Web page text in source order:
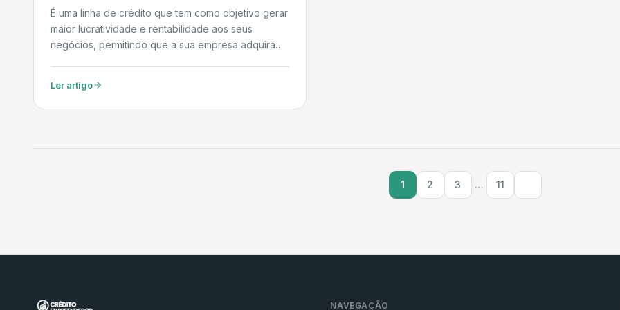
ÔNIBUS, CAMINHÕES E DEMAIS
VEÍCULOS
É uma linha de crédito que tem como objetivo gerar
maior lucratividade e rentabilidade aos seus
negócios, permitindo que a sua empresa adquira
de baixa emissão de carbono. Daniel
Ler artigo
1 2 3 … 11
NAVEGAÇÃO